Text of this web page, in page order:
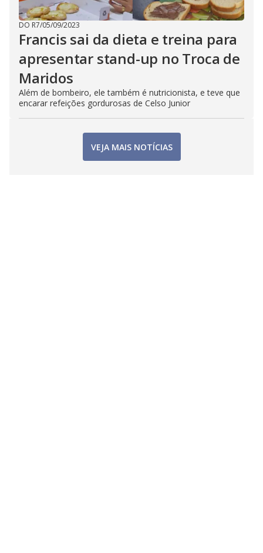
DO R7/05/09/2023
Francis sai da dieta e treina para
apresentar stand-up no Troca de
Maridos
Além de bombeiro, ele também é nutricionista, e teve que
encarar refeições gordurosas de Celso Junior
VEJA MAIS NOTÍCIAS